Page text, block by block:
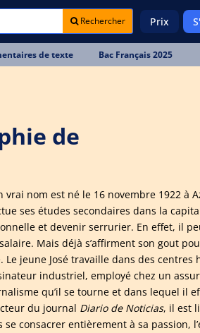
Rechercher Prix
de texte Bac Français 2025
de
vrai nom est né le 16 novembre 1922 à
ses études secondaires dans la
et devenir serrurier. En effet, il
Mais déjà s’affirment son gout
jeune José travaille dans des
industriel, employé chez un
qu’il se tourne et dans lequel il
du journal Diario de Noticias, il est
consacrer entièrement à sa passion,